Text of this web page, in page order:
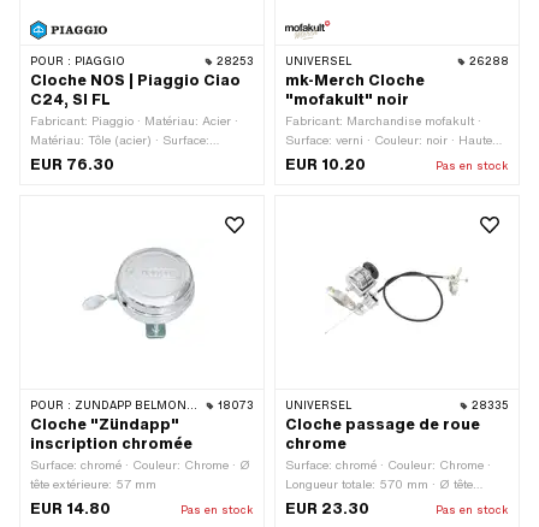
POUR : PIAGGIO 28253
Cloche NOS | Piaggio Ciao
C24, SI FL
Fabricant: Piaggio · Matériau: Acier ·
Matériau: Tôle (acier) · Surface:
chromé · Couleur: Chrome · Longueur
mm · Taille du filetage: M5 · Piaggio
EUR 76.30
UNIVERSEL 26288
mk-Merch Cloche
"mofakult" noir
Fabricant: Marchandise mofakult ·
Surface: verni · Couleur: noir · Hauteur:
30 mm · Ø tête extérieure: 55 mm
EUR 10.20 Pas en stock
POUR : ZÜNDAPP BELMONDO · ZÜNDAPP 18073
Cloche "Zündapp"
inscription chromée
Surface: chromé · Couleur: Chrome · Ø
tête extérieure: 57 mm
EUR 14.80 Pas en stock
UNIVERSEL 28335
Cloche passage de roue
chrome
Surface: chromé · Couleur: Chrome ·
Longueur totale: 570 mm · Ø tête
extérieure: 50 mm
EUR 23.30 Pas en stock